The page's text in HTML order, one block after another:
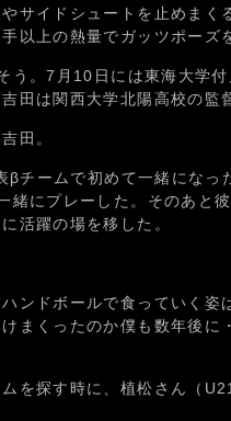
サイドシュートを止めまく
以上の熱量でガッツポーズ
う。7月10日には東海大学
田は関西大学北陽高校の監
田。
βチームで初めて一緒になっ
緒にプレーした。そのあと
活躍の場を移した。
ンドボールで食っていく姿
まくったのか僕も数年後に
を探す時に、植松さん（